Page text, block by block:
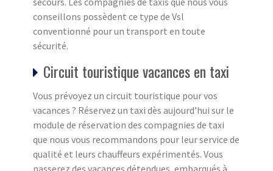
conseillons possèdent ce type de Vsl
conventionné pour un transport en toute
sécurité.
Circuit touristique vacances en taxi
Vous prévoyez un circuit touristique pour vos
vacances ? Réservez un taxi dès aujourd’hui sur le
module de réservation des compagnies de taxi
que nous vous recommandons pour leur service de
qualité et leurs chauffeurs expérimentés. Vous